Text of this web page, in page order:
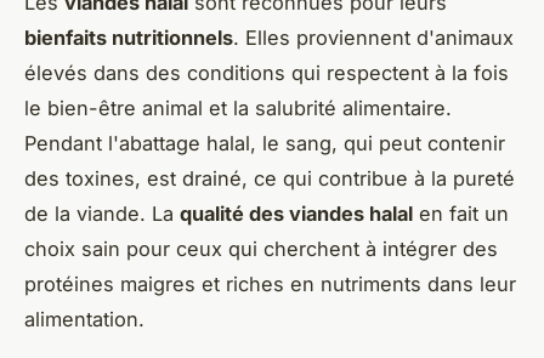
bienfaits nutritionnels. Elles proviennent d'animaux
élevés dans des conditions qui respectent à la fois
le bien-être animal et la salubrité alimentaire.
Pendant l'abattage halal, le sang, qui peut contenir
des toxines, est drainé, ce qui contribue à la pureté
de la viande. La qualité des viandes halal en fait un
choix sain pour ceux qui cherchent à intégrer des
protéines maigres et riches en nutriments dans leur
alimentation.